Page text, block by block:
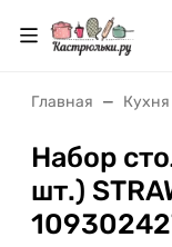
Главная Кухня
Набор
шт.)